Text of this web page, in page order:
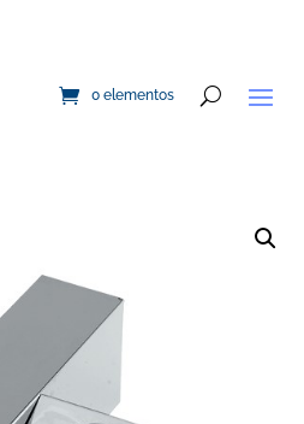
0 elementos